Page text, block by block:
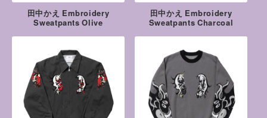
田中かえ Embroidery
Sweatpants Olive
田中かえ Embroidery
Sweatpants Charcoal